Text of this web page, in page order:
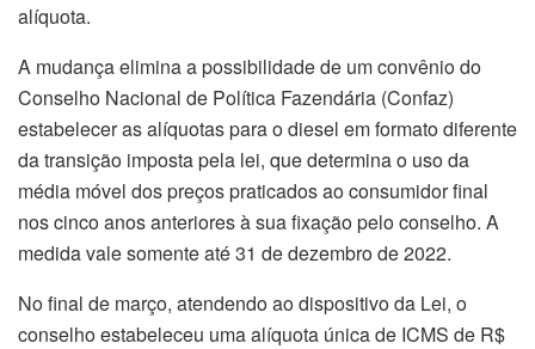
alíquota.
A mudança elimina a possibilidade de um convênio do
Conselho Nacional de Política Fazendária (Confaz)
estabelecer as alíquotas para o diesel em formato diferente
da transição imposta pela lei, que determina o uso da
média móvel dos preços praticados ao consumidor final
nos cinco anos anteriores à sua fixação pelo conselho. A
medida vale somente até 31 de dezembro de 2022.
No final de março, atendendo ao dispositivo da Lei, o
conselho estabeleceu uma alíquota única de ICMS de R$